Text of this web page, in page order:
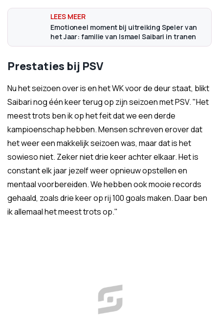
Emotioneel moment bij uitreiking Speler van
het Jaar: familie van Ismael Saibari in tranen
Prestaties bij PSV
Nu het seizoen over is en het WK voor de deur staat, blikt
Saibari nog één keer terug op zijn seizoen met PSV. "Het
meest trots ben ik op het feit dat we een derde
kampioenschap hebben. Mensen schreven erover dat
het weer een makkelijk seizoen was, maar dat is het
sowieso niet. Zeker niet drie keer achter elkaar. Het is
constant elk jaar jezelf weer opnieuw opstellen en
mentaal voorbereiden. We hebben ook mooie records
gehaald, zoals drie keer op rij 100 goals maken. Daar ben
ik allemaal het meest trots op."